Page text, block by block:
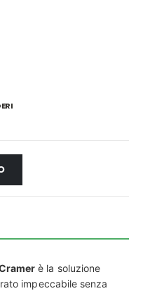
è la soluzione
impeccabile senza